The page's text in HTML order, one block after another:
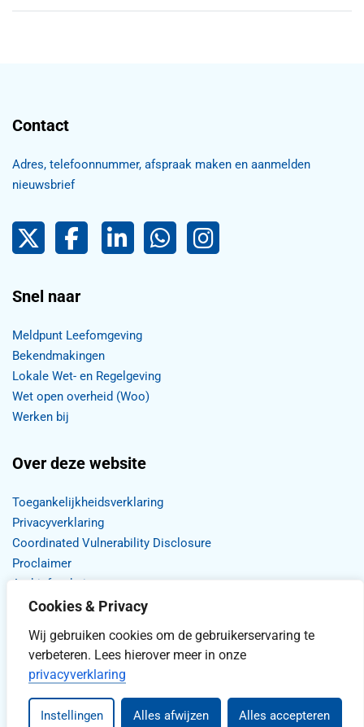
Cookies & Privacy
Wij gebruiken cookies om de gebruikerservaring te
verbeteren. Lees hierover meer in onze
privacyverklaring
Instellingen Alles afwijzen Alles accepteren
Contact
Adres, telefoonnummer, afspraak maken en aanmelden
nieuwsbrief
Pijnacker-Nootdorp op Twitter
FacebookLinkedIn Pijnacker-Nootdorp,
Pijnacker-Nootdorp WhatsApp
Snel naar
Meldpunt Leefomgeving
Bekendmakingen
Lokale Wet- en Regelgeving
Wet open overheid (Woo)
Werken bij
Over deze website
Toegankelijkheidsverklaring
Privacyverklaring
Coordinated Vulnerability Disclosure
Proclaimer
Archief website
Stel uw vraag